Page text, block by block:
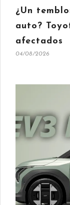
¿Un
auto?
afectados
04/08/2026